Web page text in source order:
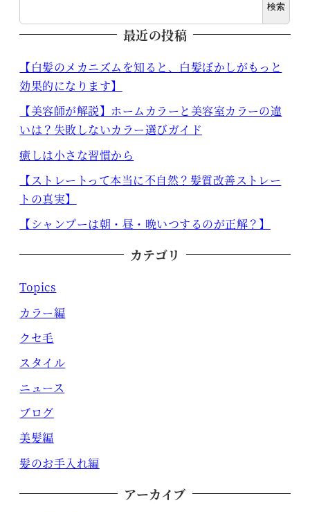
検索
最近の投稿
【白髪のメカニズムを知ると、白髪ぼかしがもっと
効果的になります】
【美容師が解説】ホームカラーと美容室カラーの違
いは？失敗しないカラー選びガイド
癒しは小さな習慣から
【ストレートって本当に不自然？髪質改善ストレー
トの真実】
【シャンプーは朝・昼・晩いつするのが正解？】
カテゴリ
Topics
カラー編
クセ毛
スタイル
ニュース
ブログ
美髪編
髪のお手入れ編
アーカイブ